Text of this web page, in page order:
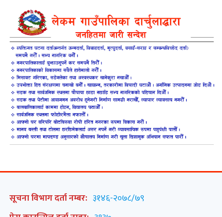
सूचना विभाग दर्ता नम्बर: ३१४६-२०७८/७९